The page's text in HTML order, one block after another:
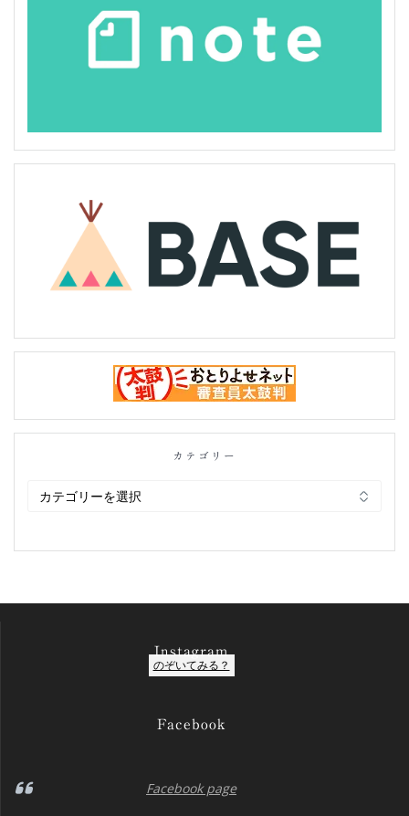
カテゴリー
リ
Instagram
のぞいてみる？
Facebook
Facebook page